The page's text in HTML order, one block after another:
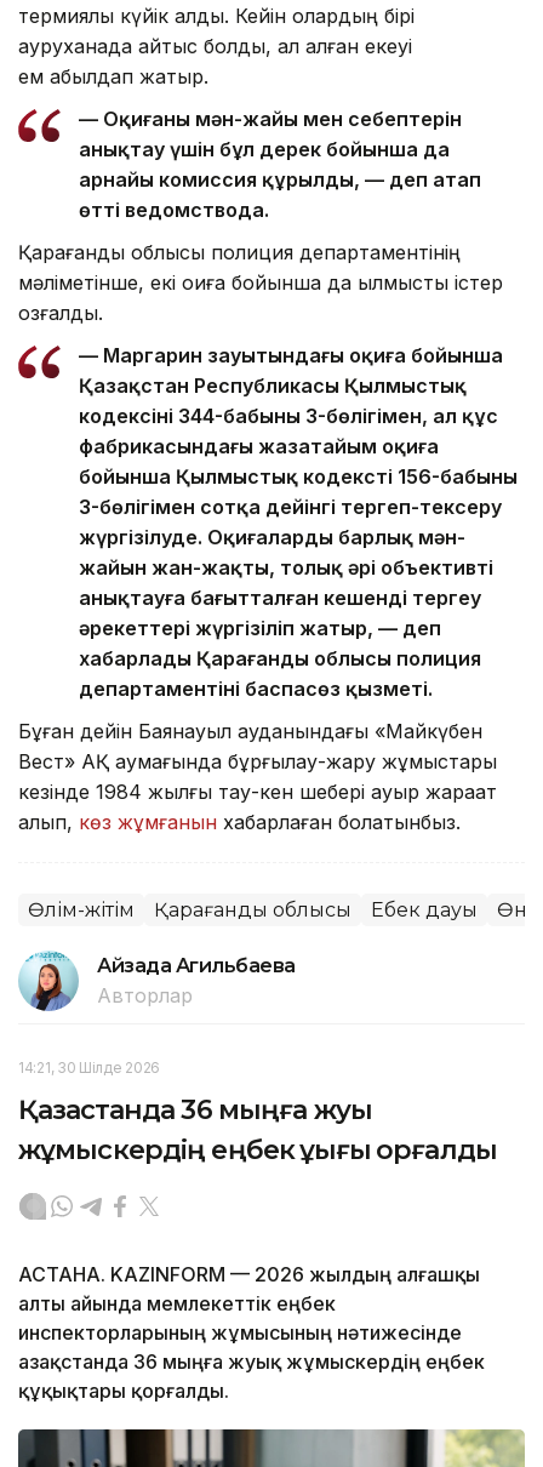
термиялық күйік алды. Кейін олардың бірі
ауруханада қайтыс болды, ал қалған екеуі
ем қабылдап жатыр.
— Оқиғаның мән-жайы мен себептерін
анықтау үшін бұл дерек бойынша да
арнайы комиссия құрылды, — деп атап
өтті ведомствода.
Қарағанды облысы полиция департаментінің
мәліметінше, екі оқиға бойынша да қылмыстық істер
қозғалды.
— Маргарин зауытындағы оқиға бойынша
Қазақстан Республикасы Қылмыстық
кодексінің 344-бабының 3-бөлігімен, ал құс
фабрикасындағы жазатайым оқиға
бойынша Қылмыстық кодекстің 156-бабының
3-бөлігімен сотқа дейінгі тергеп-тексеру
жүргізілуде. Оқиғалардың барлық мән-
жайын жан-жақты, толық әрі объективті
анықтауға бағытталған кешенді тергеу
әрекеттері жүргізіліп жатыр, — деп
хабарлады Қарағанды облысы полиция
департаментінің баспасөз қызметі.
Бұған дейін Баянауыл ауданындағы «Майкүбен
Вест» АҚ аумағында бұрғылау-жару жұмыстары
кезінде 1984 жылғы тау-кен шебері ауыр жарақат
алып, көз жұмғанын хабарлаған болатынбыз.
Өлім-жітім Қарағанды облысы Еңбек дауы
Айзада Агильбаева
Авторлар
14:21, 30 Шілде 2026
Қазақстанда 36 мыңға жуық
жұмыскердің еңбек құқығы қорғалды
АСТАНА. KAZINFORM — 2026 жылдың алғашқы
алты айында мемлекеттік еңбек
инспекторларының жұмысының нәтижесінде
Қазақстанда 36 мыңға жуық жұмыскердің еңбек
құқықтары қорғалды.